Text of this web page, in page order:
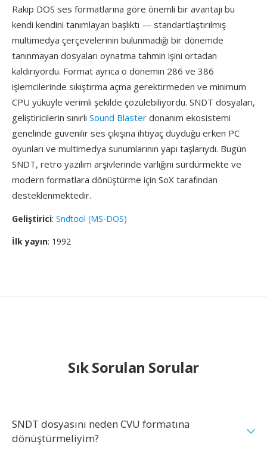
Rakip DOS ses formatlarına göre önemli bir avantajı bu
kendi kendini tanımlayan başlıktı — standartlaştırılmış
multimedya çerçevelerinin bulunmadığı bir dönemde
tanınmayan dosyaları oynatma tahmin işini ortadan
kaldırıyordu. Format ayrıca o dönemin 286 ve 386
işlemcilerinde sıkıştırma açma gerektirmeden ve minimum
CPU yüküyle verimli şekilde çözülebiliyordu. SNDT dosyaları,
geliştiricilerin sınırlı Sound Blaster donanım ekosistemi
genelinde güvenilir ses çıkışına ihtiyaç duyduğu erken PC
oyunları ve multimedya sunumlarının yapı taşlarıydı. Bugün
SNDT, retro yazılım arşivlerinde varlığını sürdürmekte ve
modern formatlara dönüştürme için SoX tarafından
desteklenmektedir.
Geliştirici: Sndtool (MS-DOS)
İlk yayın: 1992
Sık Sorulan Sorular
SNDT dosyasını neden CVU formatına
dönüştürmeliyim?